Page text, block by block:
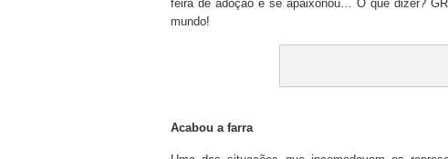
feira de adoção e se apaixonou… O que dizer?
mundo!
Acabou a farra